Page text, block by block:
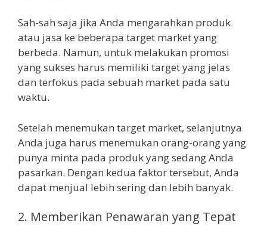
Sah-sah saja jika Anda mengarahkan produk
atau jasa ke beberapa target market yang
berbeda. Namun, untuk melakukan promosi
yang sukses harus memiliki target yang jelas
dan terfokus pada sebuah market pada satu
waktu.
Setelah menemukan target market, selanjutnya
Anda juga harus menemukan orang-orang yang
punya minta pada produk yang sedang Anda
pasarkan. Dengan kedua faktor tersebut, Anda
dapat menjual lebih sering dan lebih banyak.
2. Memberikan Penawaran yang Tepat